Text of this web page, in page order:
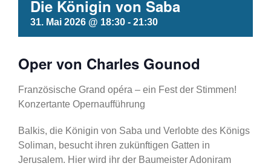
Die Königin von Saba
31. Mai 2026 @ 18:30 - 21:30
Oper von Charles Gounod
Französische Grand opéra – ein Fest der Stimmen!
Konzertante Opernaufführung
Balkis, die Königin von Saba und Verlobte des Königs
Soliman, besucht ihren zukünftigen Gatten in
Jerusalem. Hier wird ihr der Baumeister Adoniram